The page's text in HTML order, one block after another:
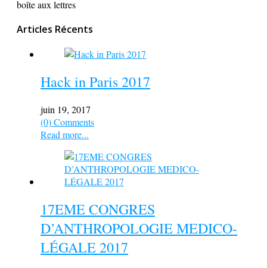
boîte aux lettres
Articles Récents
Hack in Paris 2017
juin 19, 2017
(0) Comments
Read more...
17EME CONGRES
D’ANTHROPOLOGIE MEDICO-
LÉGALE 2017